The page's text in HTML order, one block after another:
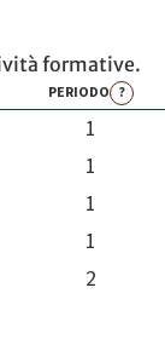
formative.
PERIODO ?
1
1
1
1
2